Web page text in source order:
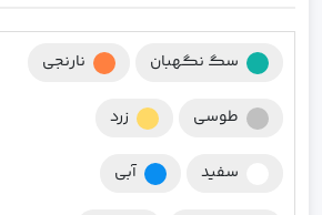
سگ نگهبان نارنجی
طوسی زرد
سفید آبی